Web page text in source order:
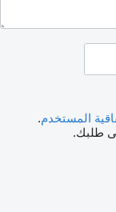
المستخدم.
طلبك.